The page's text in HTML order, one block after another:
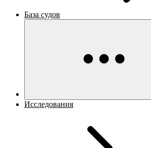
База судов
Исследования